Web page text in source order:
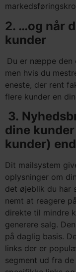
2. …og når
kunder
Du er næppe
men hvis du
eneste, der rent
flere kunder en
3.
dine
kunder)
Dit mailsystem
oplysninger om
det øjeblik du har
nemt at reagere
direkte til mindre
generere salg.
på daglig basis.
links der er
segment ud fra